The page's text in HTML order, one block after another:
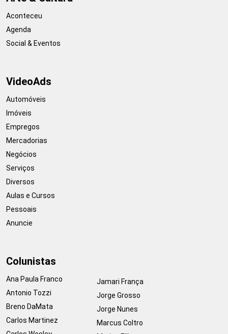
Aconteceu
Agenda
Social & Eventos
VideoAds
Automóveis
Imóveis
Empregos
Mercadorias
Negócios
Serviços
Diversos
Aulas e Cursos
Pessoais
Anuncie
Colunistas
Ana Paula Franco
Antonio Tozzi
Breno DaMata
Carlos Martinez
Jamari França
Jorge Grosso
Jorge Nunes
Marcus Coltro